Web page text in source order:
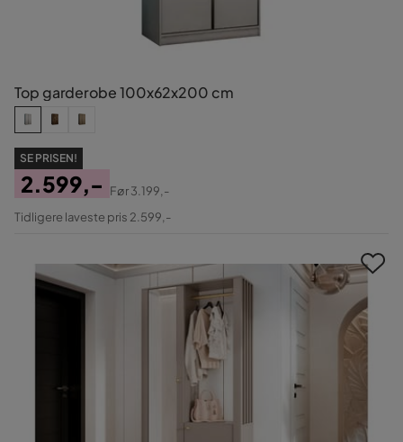
Top garderobe 100x62x200 cm
SE PRISEN!
Pris
2.599,-
Original
Før3.199,-
Tidligere laveste pris 2.599,-